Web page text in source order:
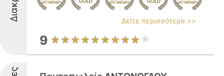
Δείτε περισσότερα >>
9